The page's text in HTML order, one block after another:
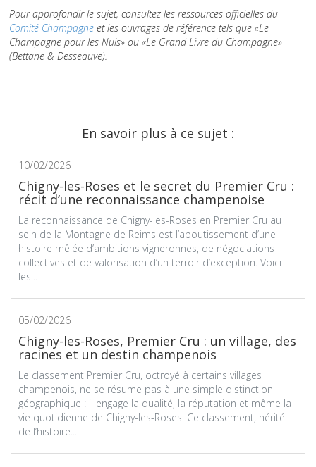
Pour approfondir le sujet, consultez les ressources officielles du
Comité Champagne et les ouvrages de référence tels que «Le
Champagne pour les Nuls» ou «Le Grand Livre du Champagne»
(Bettane & Desseauve).
En savoir plus à ce sujet :
10/02/2026
Chigny-les-Roses et le secret du Premier Cru :
récit d’une reconnaissance champenoise
La reconnaissance de Chigny-les-Roses en Premier Cru au
sein de la Montagne de Reims est l’aboutissement d’une
histoire mêlée d’ambitions vigneronnes, de négociations
collectives et de valorisation d’un terroir d’exception. Voici
les...
05/02/2026
Chigny-les-Roses, Premier Cru : un village, des
racines et un destin champenois
Le classement Premier Cru, octroyé à certains villages
champenois, ne se résume pas à une simple distinction
géographique : il engage la qualité, la réputation et même la
vie quotidienne de Chigny-les-Roses. Ce classement, hérité
de l’histoire...